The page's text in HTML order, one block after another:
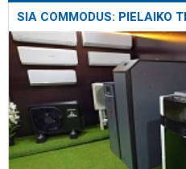
SIA COMMODUS: PIELAIKO